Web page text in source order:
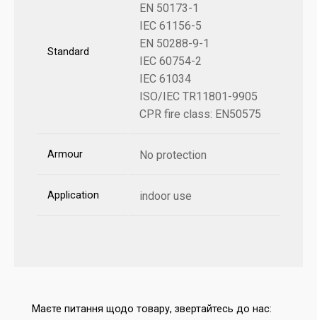
Standard
EN 50173-1
IEC 61156-5
EN 50288-9-1
IEC 60754-2
IEC 61034
ISO/IEC TR11801-9905
CPR fire class: EN50575
Armour No protection
Application indoor use
Маєте питання щодо товару, звертайтесь до нас: